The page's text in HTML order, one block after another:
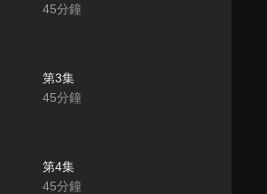
45分鐘
第3集
45分鐘
第4集
45分鐘